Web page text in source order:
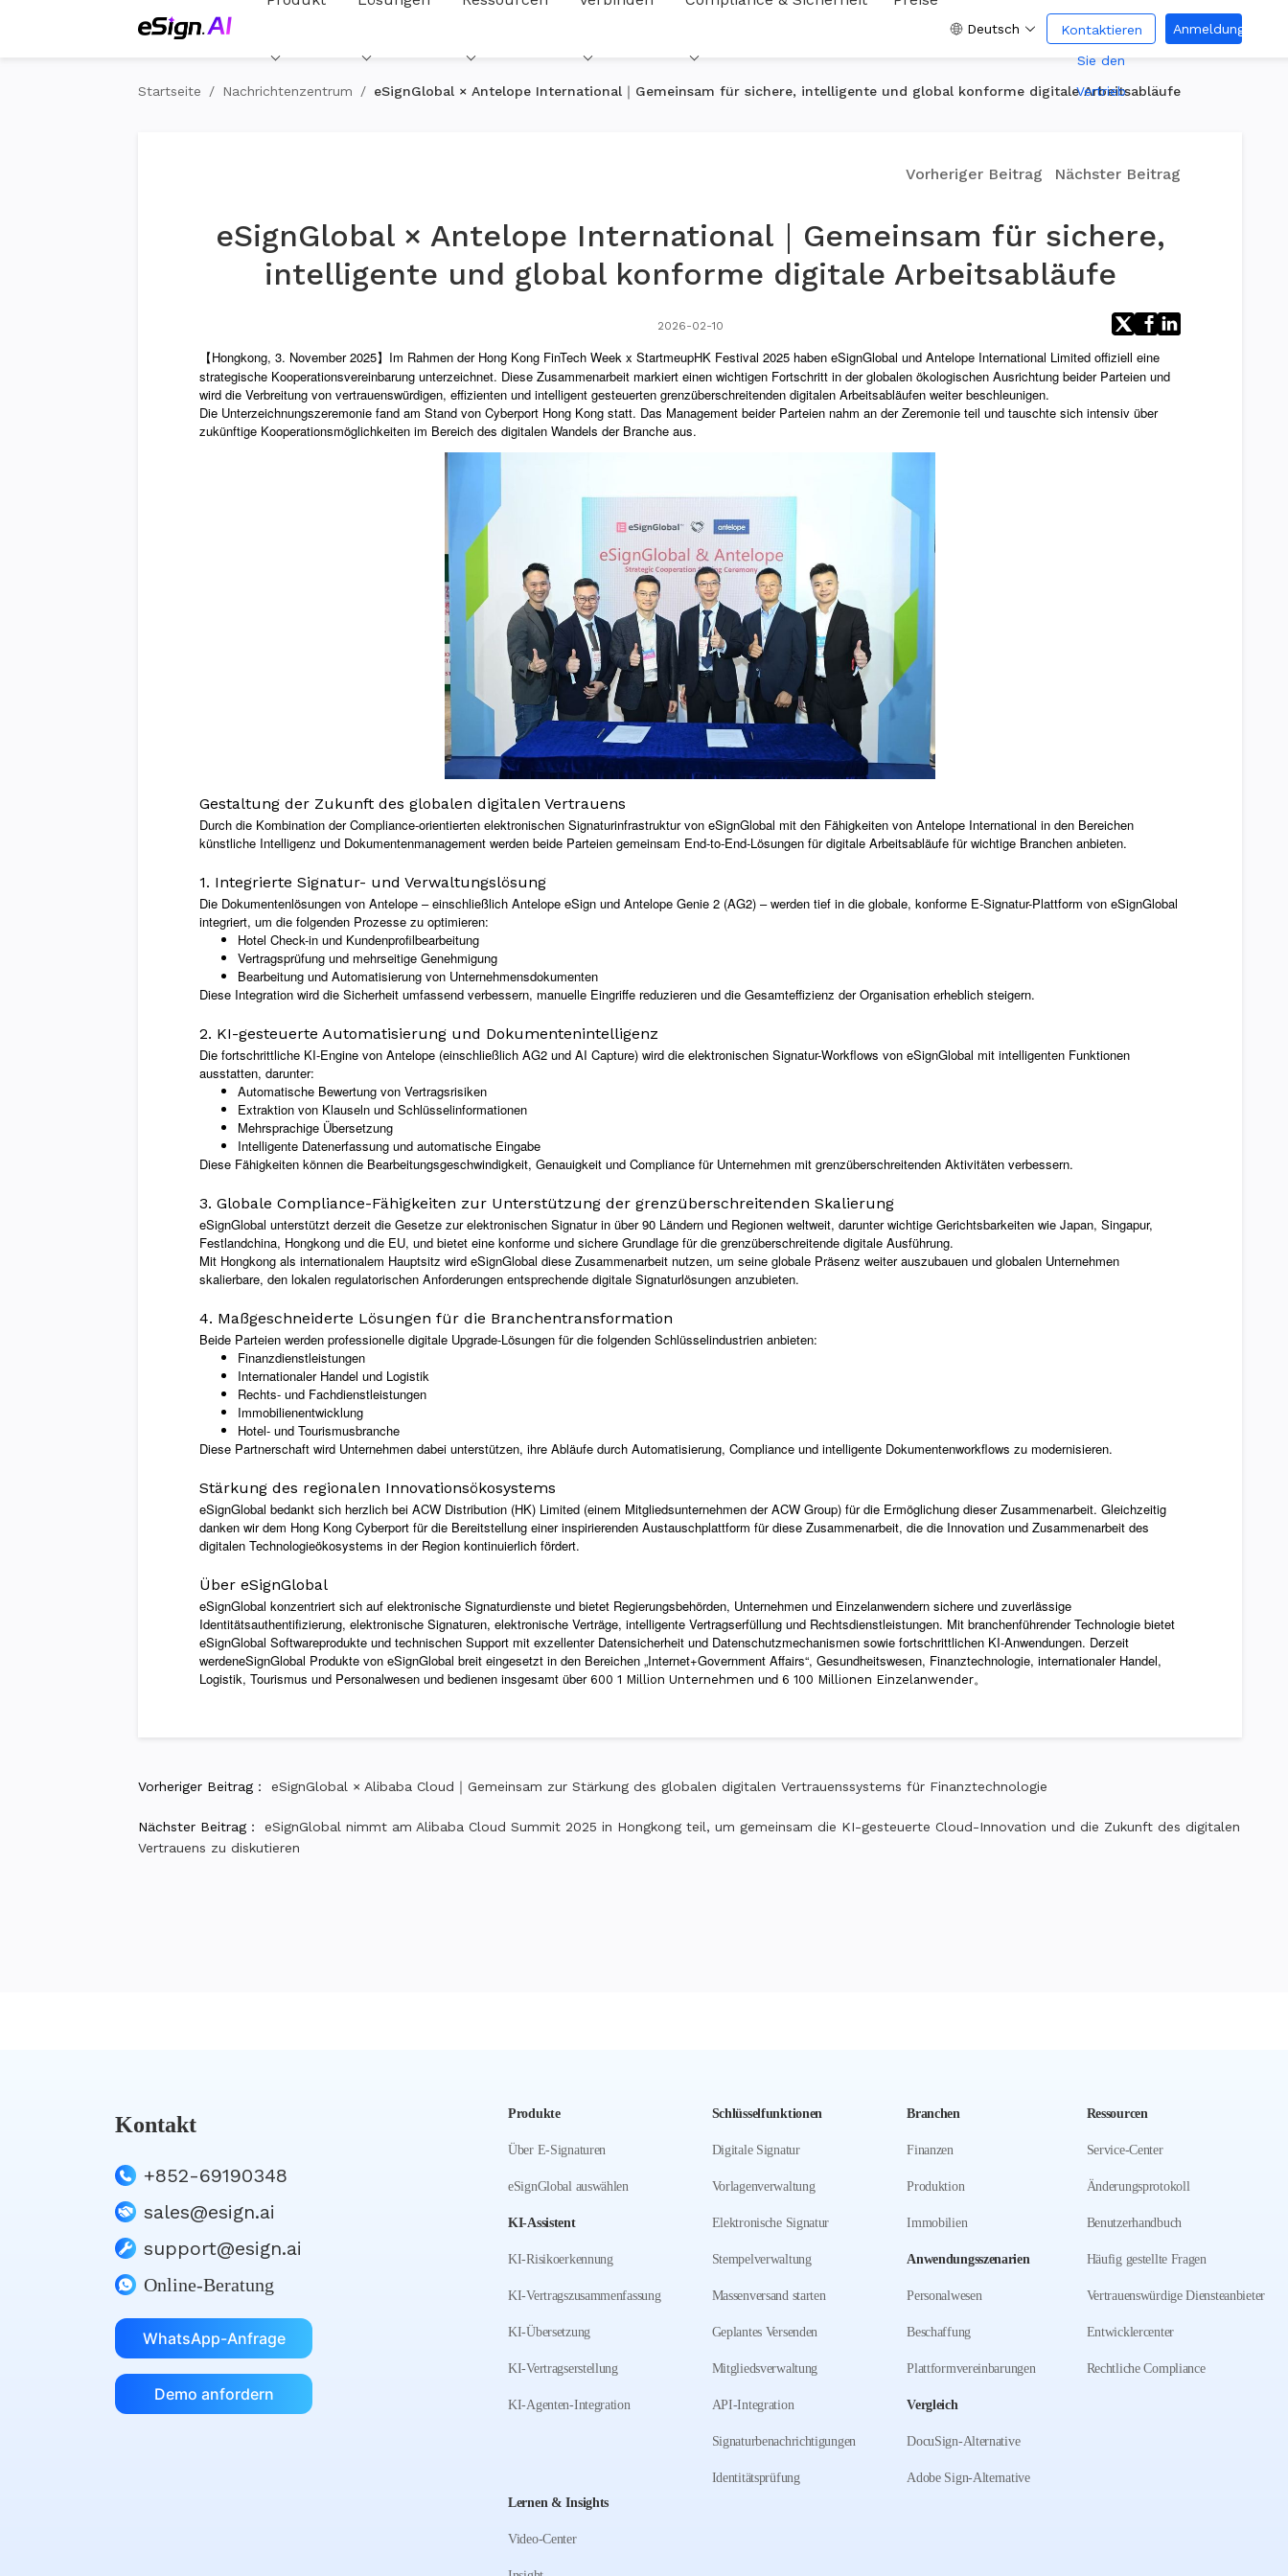
Deutsch
Kontaktieren
Sie den
Vertrieb
Anmeldung
Startseite / Nachrichtenzentrum / eSignGlobal × Antelope International｜Gemeinsam für sichere, intelligente und global konforme digitale Arbeitsabläufe
Vorheriger Beitrag Nächster Beitrag
eSignGlobal × Antelope International｜Gemeinsam für sichere,
intelligente und global konforme digitale Arbeitsabläufe
2026-02-10
【Hongkong, 3. November 2025】Im Rahmen der Hong Kong FinTech Week x StartmeupHK Festival 2025 haben eSignGlobal und Antelope International Limited offiziell eine
strategische Kooperationsvereinbarung unterzeichnet. Diese Zusammenarbeit markiert einen wichtigen Fortschritt in der globalen ökologischen Ausrichtung beider Parteien und
wird die Verbreitung von vertrauenswürdigen, effizienten und intelligent gesteuerten grenzüberschreitenden digitalen Arbeitsabläufen weiter beschleunigen.
Die Unterzeichnungszeremonie fand am Stand von Cyberport Hong Kong statt. Das Management beider Parteien nahm an der Zeremonie teil und tauschte sich intensiv über
zukünftige Kooperationsmöglichkeiten im Bereich des digitalen Wandels der Branche aus.
Gestaltung der Zukunft des globalen digitalen Vertrauens
Durch die Kombination der Compliance-orientierten elektronischen Signaturinfrastruktur von eSignGlobal mit den Fähigkeiten von Antelope International in den Bereichen
künstliche Intelligenz und Dokumentenmanagement werden beide Parteien gemeinsam End-to-End-Lösungen für digitale Arbeitsabläufe für wichtige Branchen anbieten.
1. Integrierte Signatur- und Verwaltungslösung
Die Dokumentenlösungen von Antelope – einschließlich Antelope eSign und Antelope Genie 2 (AG2) – werden tief in die globale, konforme E-Signatur-Plattform von eSignGlobal
integriert, um die folgenden Prozesse zu optimieren:
Hotel Check-in und Kundenprofilbearbeitung
Vertragsprüfung und mehrseitige Genehmigung
Bearbeitung und Automatisierung von Unternehmensdokumenten
Diese Integration wird die Sicherheit umfassend verbessern, manuelle Eingriffe reduzieren und die Gesamteffizienz der Organisation erheblich steigern.
2. KI-gesteuerte Automatisierung und Dokumentenintelligenz
Die fortschrittliche KI-Engine von Antelope (einschließlich AG2 und AI Capture) wird die elektronischen Signatur-Workflows von eSignGlobal mit intelligenten Funktionen
ausstatten, darunter:
Automatische Bewertung von Vertragsrisiken
Extraktion von Klauseln und Schlüsselinformationen
Mehrsprachige Übersetzung
Intelligente Datenerfassung und automatische Eingabe
Diese Fähigkeiten können die Bearbeitungsgeschwindigkeit, Genauigkeit und Compliance für Unternehmen mit grenzüberschreitenden Aktivitäten verbessern.
3. Globale Compliance-Fähigkeiten zur Unterstützung der grenzüberschreitenden Skalierung
eSignGlobal unterstützt derzeit die Gesetze zur elektronischen Signatur in über 90 Ländern und Regionen weltweit, darunter wichtige Gerichtsbarkeiten wie Japan, Singapur,
Festlandchina, Hongkong und die EU, und bietet eine konforme und sichere Grundlage für die grenzüberschreitende digitale Ausführung.
Mit Hongkong als internationalem Hauptsitz wird eSignGlobal diese Zusammenarbeit nutzen, um seine globale Präsenz weiter auszubauen und globalen Unternehmen
skalierbare, den lokalen regulatorischen Anforderungen entsprechende digitale Signaturlösungen anzubieten.
4. Maßgeschneiderte Lösungen für die Branchentransformation
Beide Parteien werden professionelle digitale Upgrade-Lösungen für die folgenden Schlüsselindustrien anbieten:
Finanzdienstleistungen
Internationaler Handel und Logistik
Rechts- und Fachdienstleistungen
Immobilienentwicklung
Hotel- und Tourismusbranche
Diese Partnerschaft wird Unternehmen dabei unterstützen, ihre Abläufe durch Automatisierung, Compliance und intelligente Dokumentenworkflows zu modernisieren.
Stärkung des regionalen Innovationsökosystems
eSignGlobal bedankt sich herzlich bei ACW Distribution (HK) Limited (einem Mitgliedsunternehmen der ACW Group) für die Ermöglichung dieser Zusammenarbeit. Gleichzeitig
danken wir dem Hong Kong Cyberport für die Bereitstellung einer inspirierenden Austauschplattform für diese Zusammenarbeit, die die Innovation und Zusammenarbeit des
digitalen Technologieökosystems in der Region kontinuierlich fördert.
Über eSignGlobal
eSignGlobal konzentriert sich auf elektronische Signaturdienste und bietet Regierungsbehörden, Unternehmen und Einzelanwendern sichere und zuverlässige
Identitätsauthentifizierung, elektronische Signaturen, elektronische Verträge, intelligente Vertragserfüllung und Rechtsdienstleistungen. Mit branchenführender Technologie bietet
eSignGlobal Softwareprodukte und technischen Support mit exzellenter Datensicherheit und Datenschutzmechanismen sowie fortschrittlichen KI-Anwendungen. Derzeit
werdeneSignGlobal Produkte von eSignGlobal breit eingesetzt in den Bereichen „Internet+Government Affairs“, Gesundheitswesen, Finanztechnologie, internationaler Handel,
Logistik, Tourismus und Personalwesen und bedienen insgesamt über 600 1 Million Unternehmen und 6 100 Millionen Einzelanwender。
Vorheriger Beitrag： eSignGlobal × Alibaba Cloud｜Gemeinsam zur Stärkung des globalen digitalen Vertrauenssystems für Finanztechnologie
Nächster Beitrag： eSignGlobal nimmt am Alibaba Cloud Summit 2025 in Hongkong teil, um gemeinsam die KI-gesteuerte Cloud-Innovation und die Zukunft des digitalen
Vertrauens zu diskutieren
Kontakt
+852-69190348
sales@esign.ai
support@esign.ai
Online-Beratung
WhatsApp-Anfrage
Demo anfordern
Produkte
Über E-Signaturen
eSignGlobal auswählen
KI-Assistent
KI-Risikoerkennung
KI-Vertragszusammenfassung
KI-Übersetzung
KI-Vertragserstellung
KI-Agenten-Integration
Schlüsselfunktionen
Digitale Signatur
Vorlagenverwaltung
Elektronische Signatur
Stempelverwaltung
Massenversand starten
Geplantes Versenden
Mitgliedsverwaltung
API-Integration
Signaturbenachrichtigungen
Identitätsprüfung
Branchen
Finanzen
Produktion
Immobilien
Anwendungsszenarien
Personalwesen
Beschaffung
Plattformvereinbarungen
Vergleich
DocuSign-Alternative
Adobe Sign-Alternative
Ressourcen
Service-Center
Änderungsprotokoll
Benutzerhandbuch
Häufig gestellte Fragen
Vertrauenswürdige Diensteanbieter
Entwicklercenter
Rechtliche Compliance
Lernen & Insights
Video-Center